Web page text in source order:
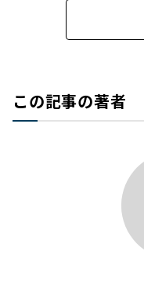
この記事の著者